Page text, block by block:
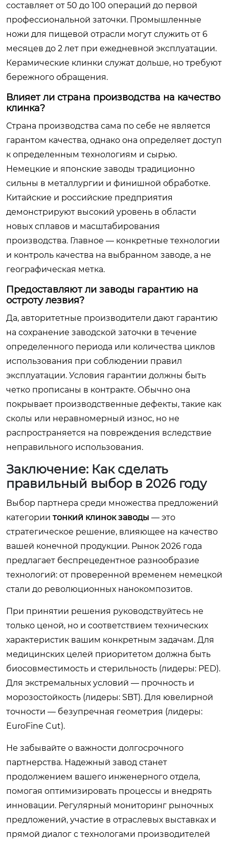
составляет от 50 до 100 операций до первой
профессиональной заточки. Промышленные
ножи для пищевой отрасли могут служить от 6
месяцев до 2 лет при ежедневной эксплуатации.
Керамические клинки служат дольше, но требуют
бережного обращения.
Влияет ли страна производства на качество
клинка?
Страна производства сама по себе не является
гарантом качества, однако она определяет доступ
к определенным технологиям и сырью.
Немецкие и японские заводы традиционно
сильны в металлургии и финишной обработке.
Китайские и российские предприятия
демонстрируют высокий уровень в области
новых сплавов и масштабирования
производства. Главное — конкретные технологии
и контроль качества на выбранном заводе, а не
географическая метка.
Предоставляют ли заводы гарантию на
остроту лезвия?
Да, авторитетные производители дают гарантию
на сохранение заводской заточки в течение
определенного периода или количества циклов
использования при соблюдении правил
эксплуатации. Условия гарантии должны быть
четко прописаны в контракте. Обычно она
покрывает производственные дефекты, такие как
сколы или неравномерный износ, но не
распространяется на повреждения вследствие
неправильного использования.
Заключение: Как сделать
правильный выбор в 2026 году
Выбор партнера среди множества предложений
категории тонкий клинок заводы — это
стратегическое решение, влияющее на качество
вашей конечной продукции. Рынок 2026 года
предлагает беспрецедентное разнообразие
технологий: от проверенной временем немецкой
стали до революционных нанокомпозитов.
При принятии решения руководствуйтесь не
только ценой, но и соответствием технических
характеристик вашим конкретным задачам. Для
медицинских целей приоритетом должна быть
биосовместимость и стерильность (лидеры: PED).
Для экстремальных условий — прочность и
морозостойкость (лидеры: SBT). Для ювелирной
точности — безупречная геометрия (лидеры:
EuroFine Cut).
Не забывайте о важности долгосрочного
партнерства. Надежный завод станет
продолжением вашего инженерного отдела,
помогая оптимизировать процессы и внедрять
инновации. Регулярный мониторинг рыночных
предложений, участие в отраслевых выставках и
прямой диалог с технологами производителей